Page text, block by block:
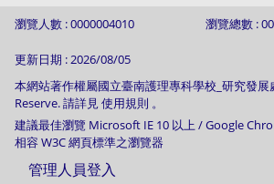
瀏覽人數 : 0000004010 瀏覽總數 :
更新日期 : 2026/08/05
本網站著作權屬國立臺南護理專科學校_研究發展
Reserve. 請詳見 使用規則 。
建議最佳瀏覽 Microsoft IE 10 以上 / Google
相容 W3C 網頁標準之瀏覽器
管理人員登入